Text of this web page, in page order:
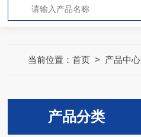
当前位置：首页 > 产品中心
产品分类